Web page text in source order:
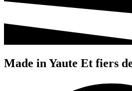
Made inYaute Et fiers